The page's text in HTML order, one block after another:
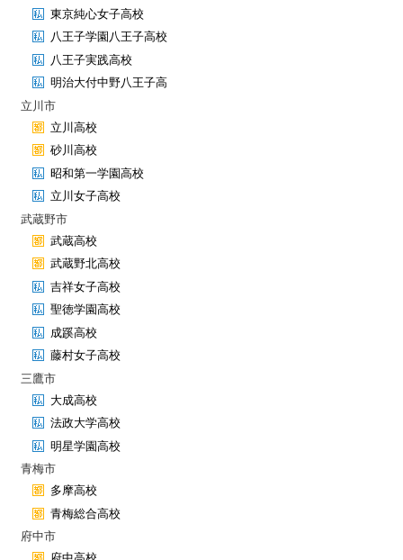
東京純心女子高校
八王子学園八王子高校
八王子実践高校
明治大付中野八王子高
立川市
立川高校
砂川高校
昭和第一学園高校
立川女子高校
武蔵野市
武蔵高校
武蔵野北高校
吉祥女子高校
聖徳学園高校
成蹊高校
藤村女子高校
三鷹市
大成高校
法政大学高校
明星学園高校
青梅市
多摩高校
青梅総合高校
府中市